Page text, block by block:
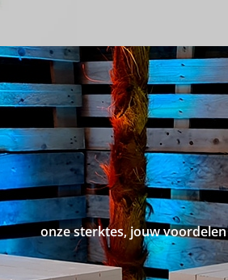
onze sterktes, jouw voordelen